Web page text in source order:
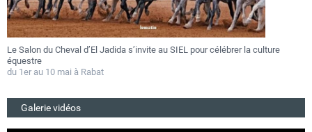
Le Salon du Cheval d’El Jadida s’invite au SIEL pour célébrer la culture
équestre
du 1er au 10 mai à Rabat
Galerie vidéos